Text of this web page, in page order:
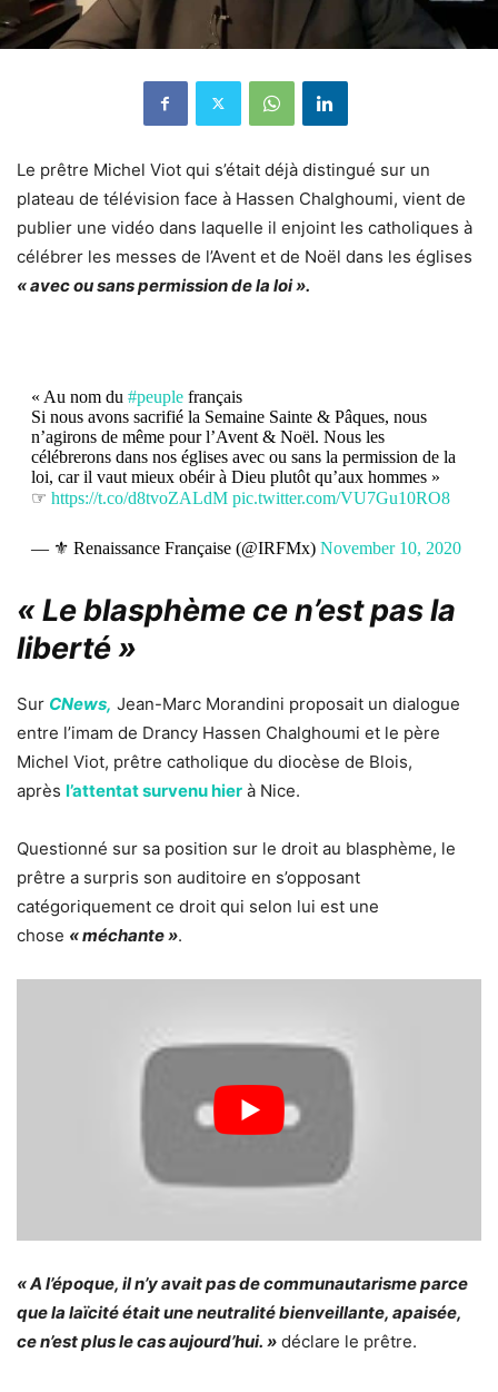
Le prêtre Michel Viot qui s’était déjà distingué sur un
plateau de télévision face à Hassen Chalghoumi, vient de
publier une vidéo dans laquelle il enjoint les catholiques à
célébrer les messes de l’Avent et de Noël dans les églises
« avec ou sans permission de la loi ».
« Au nom du #peuplefrançais
Si nous avons sacrifié la Semaine Sainte & Pâques, nous
n’agirons de même pour l’Avent & Noël. Nous les
célébrerons dans nos églises avec ou sans la permission de la
loi, car il vaut mieux obéir à Dieu plutôt qu’aux hommes »
☞ https://t.co/d8tvoZALdM pic.twitter.com/VU7Gu10RO8
— ⚜ Renaissance Française (@IRFMx) November 10, 2020
« Le blasphème ce n’est pas la
liberté »
Sur CNews, Jean-Marc Morandini proposait un dialogue
entre l’imam de Drancy Hassen Chalghoumi et le père
Michel Viot, prêtre catholique du diocèse de Blois,
après l’attentat survenu hier à Nice.
Questionné sur sa position sur le droit au blasphème, le
prêtre a surpris son auditoire en s’opposant
catégoriquement ce droit qui selon lui est une
chose « méchante ».
« A l’époque, il n’y avait pas de communautarisme parce
que la laïcité était une neutralité bienveillante, apaisée,
ce n’est plus le cas aujourd’hui. » déclare le prêtre.